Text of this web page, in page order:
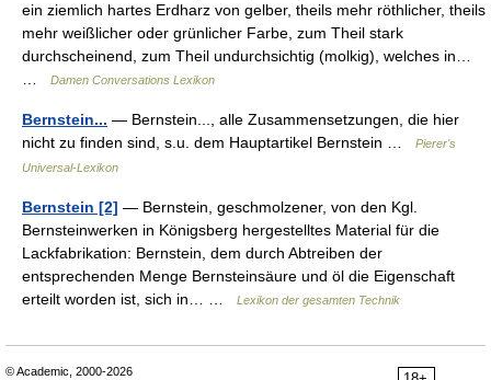
ein ziemlich hartes Erdharz von gelber, theils mehr röthlicher, theils
mehr weißlicher oder grünlicher Farbe, zum Theil stark
durchscheinend, zum Theil undurchsichtig (molkig), welches in…
Damen Conversations Lexikon
Bernstein... — Bernstein..., alle Zusammensetzungen, die hier
nicht zu finden sind, s.u. dem Hauptartikel Bernstein …
Pierer's
Universal-Lexikon
Bernstein [2] — Bernstein, geschmolzener, von den Kgl.
Bernsteinwerken in Königsberg hergestelltes Material für die
Lackfabrikation: Bernstein, dem durch Abtreiben der
entsprechenden Menge Bernsteinsäure und öl die Eigenschaft
erteilt worden ist, sich in… …
Lexikon der gesamten Technik
© Academic, 2000-2026